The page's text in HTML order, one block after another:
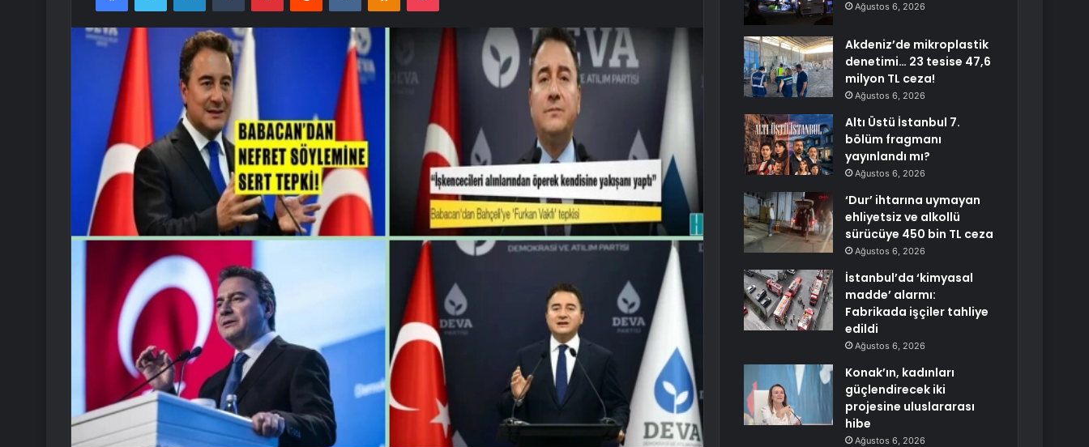
Ağustos 6, 2026
Akdeniz’de mikroplastik
denetimi… 23 tesise 47,6
milyon TL ceza!
Ağustos 6, 2026
Altı Üstü İstanbul 7.
bölüm fragmanı
yayınlandı mı?
Ağustos 6, 2026
‘Dur’ ihtarına uymayan
ehliyetsiz ve alkollü
sürücüye 450 bin TL ceza
Ağustos 6, 2026
İstanbul’da ‘kimyasal
madde’ alarmı:
Fabrikada işçiler tahliye
edildi
Ağustos 6, 2026
Konak’ın, kadınları
güçlendirecek iki
projesine uluslararası
hibe
Ağustos 6, 2026